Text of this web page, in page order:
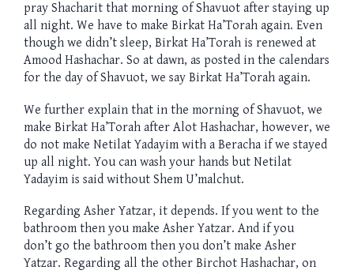
pray Shacharit that morning of Shavuot after staying up
all night. We have to make Birkat Ha’Torah again. Even
though we didn’t sleep, Birkat Ha’Torah is renewed at
Amood Hashachar. So at dawn, as posted in the calendars
for the day of Shavuot, we say Birkat Ha’Torah again.
We further explain that in the morning ofShavuot, we
make Birkat Ha’Torah after Alot Hashachar, however, we
do not make Netilat Yadayim with a Beracha if we stayed
up all night. You can wash your hands but Netilat
Yadayim is said without Shem U’malchut.
Regarding Asher Yatzar, it depends. If you went to the
bathroom then you make Asher Yatzar. And if you
don’t go the bathroom then you don’t make Asher
Yatzar. Regarding all the other Birchot Hashachar, on